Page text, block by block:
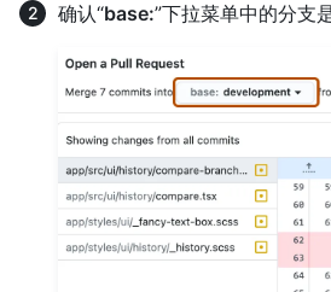
确认“base:”下拉菜单中的分支